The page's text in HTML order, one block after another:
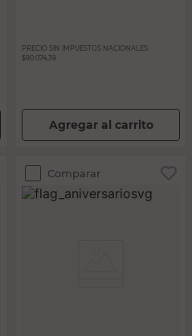
PRECIO SIN IMPUESTOS NACIONALES:
$90.074,39
Agregar al carrito
Comparar